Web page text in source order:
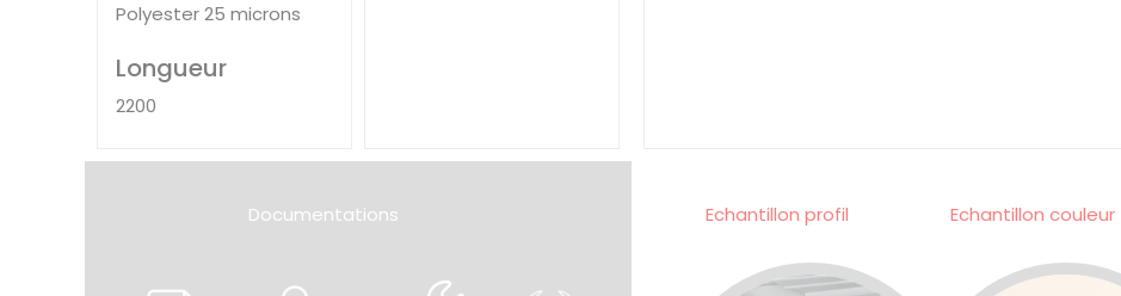
Polyester 25 microns
Longueur
2200
Documentations Echantillon profil Echantillon couleur